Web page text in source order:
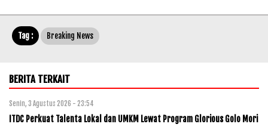
Tag : Breaking News
BERITA TERKAIT
Senin, 3 Agustus 2026 - 23:54
ITDC Perkuat Talenta Lokal dan UMKM Lewat Program Glorious Golo Mori